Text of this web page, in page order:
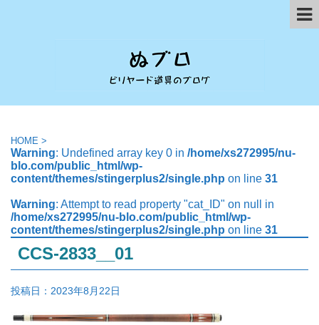
HOME >
Warning: Undefined array key 0 in /home/xs272995/nu-
blo.com/public_html/wp-
content/themes/stingerplus2/single.php on line 31
Warning: Attempt to read property "cat_ID" on null in
/home/xs272995/nu-blo.com/public_html/wp-
content/themes/stingerplus2/single.php on line 31
CCS-2833__01
投稿日： 2023年8月22日